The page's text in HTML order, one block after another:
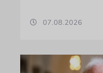
07.08.2026